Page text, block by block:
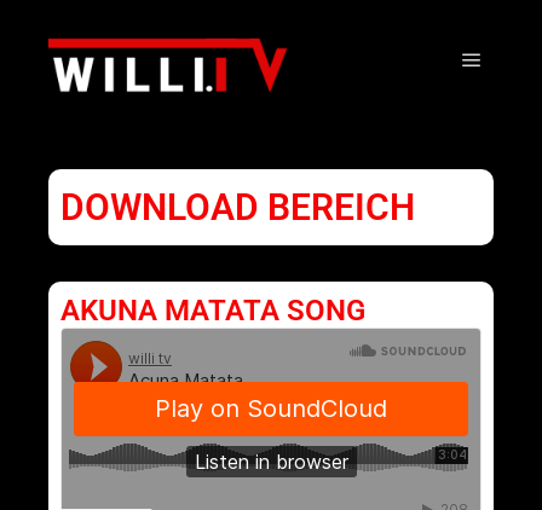
DOWNLOAD BEREICH
AKUNA MATATA SONG